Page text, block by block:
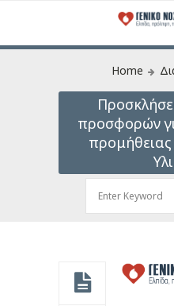
Home
προσφορών
προμήθειας